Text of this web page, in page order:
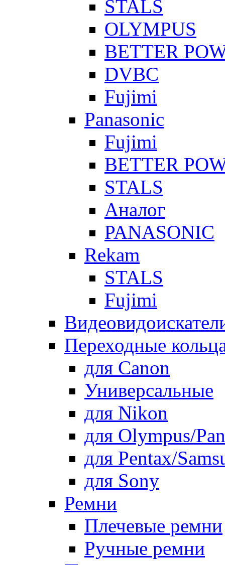
STALS
OLYMPUS
BETTER
DVBC
Fujimi
Panasonic
Fujimi
BETTER
STALS
Аналог
PANASONIC
Rekam
STALS
Fujimi
Переходные
для Canon
Универсальные
для Nikon
для Olympus/
для Pentax/
для Sony
Ремни
Плечевые ремни
Ручные ремни